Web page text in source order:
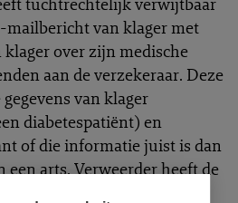
mailbericht van klager met
over zijn medische
aan de verzekeraar. Deze
van klager
diabetespatiënt) en
of die informatie juist is dan
arts. Verweerder heeft de
geschonden. Het hof